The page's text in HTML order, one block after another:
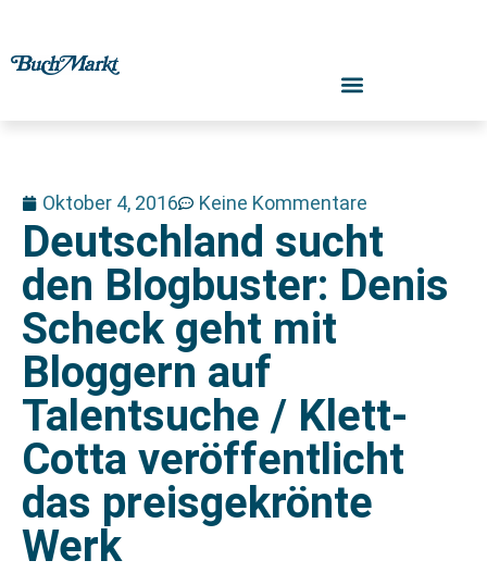
Oktober 4, 2016 Keine Kommentare
Deutschland sucht
den Blogbuster: Denis
Scheck geht mit
Bloggern auf
Talentsuche / Klett-
Cotta veröffentlicht
das preisgekrönte
Werk